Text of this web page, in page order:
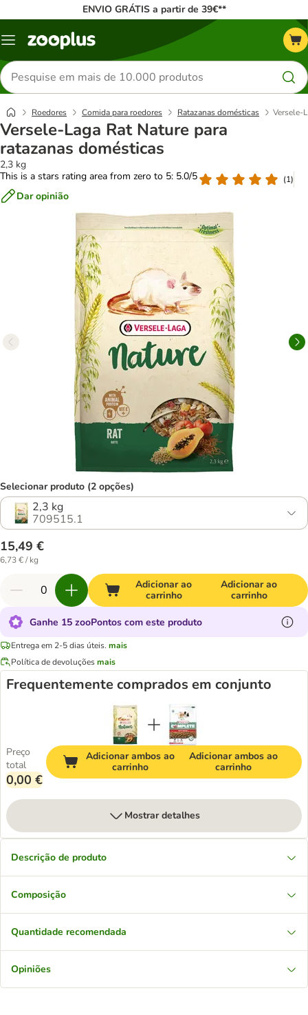
ENVIO GRÁTIS a partir de 39€**
Menu
Pesquisar
produtos
Roedores Comida para roedores Ratazanas domésticas Versele-
Versele-Laga Rat Nature para
ratazanas domésticas
2,3 kg
This is a stars rating area from zero to 5: 5.0/5
(1)
Dar opinião
Selecionar produto (2 opções)
2,3 kg
709515.1
15,49 €
6,73 € / kg
Adicionar ao
carrinho
Adicionar ao
carrinho
Ganhe 15 zooPontos com este produto
Entrega em 2-5 dias úteis. mais
Política de devoluçõesmais
Frequentemente comprados em conjunto
Preço
total
0,00 €
Adicionar ambos ao
carrinho
Adicionar ambos ao
carrinho
Mostrar detalhes
Descrição de produto
Composição
Quantidade recomendada
Opiniões